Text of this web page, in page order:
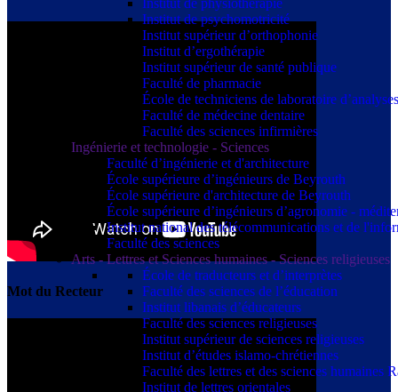
Institut de psychomotricité
Institut supérieur d’orthophonie
Institut d’ergothérapie
Institut supérieur de santé publique
Faculté de pharmacie
École de techniciens de laboratoire
Faculté de médecine dentaire
Faculté des sciences infirmières
Ingénierie et technologie - Sciences
Faculté d’ingénierie et d'architecture
École supérieure d’ingénieurs de Beyrouth
École supérieure d'architecture de Beyrouth
École supérieure d’ingénieurs d’agronomie -
Institut national des télécommunications et de
Faculté des sciences
Arts - Lettres et Sciences humaines - Sciences religieuses
École de traducteurs et d’interprètes
Faculté des sciences de l’éducation
Institut libanais d’éducateurs
Faculté des sciences religieuses
Institut supérieur de sciences religieuses
Institut d’études islamo-chrétiennes
Faculté des lettres et des sciences humaines
Institut de lettres orientales
Mot du Recteur